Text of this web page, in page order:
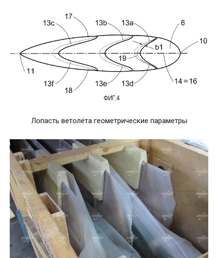
Лопасть ветолёта геометрические параметры